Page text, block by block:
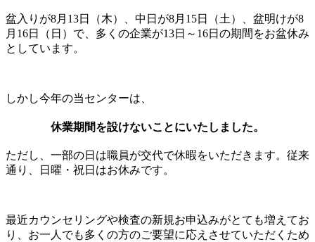
盆入りが8月13日（木）、 中日が8月15日（土）、 盆明けが8
月16日（日）で、多くの企業が13日～16日の期間をお盆休み
としています。
しかし今年の当センターは、
休業期間を設けないことにいたしました。
ただし、一部の日は職員が交代で休暇をいただきます。従来
通り、日曜・祝日はお休みです。
最近カウンセリングや検査の新規お申込みがとても増えてお
り、お一人でも多くの方のご要望に応えさせていただくため